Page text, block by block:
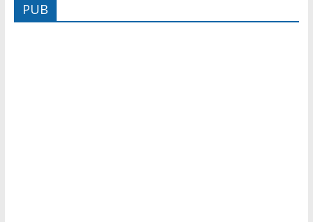
PUB